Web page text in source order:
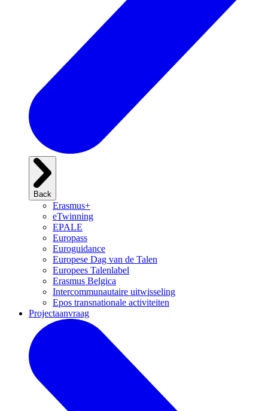
Back
Erasmus+
eTwinning
EPALE
Europass
Euroguidance
Europese Dag van de Talen
Europees Talenlabel
Erasmus Belgica
Intercommunautaire uitwisseling
Epos transnationale activiteiten
Projectaanvraag